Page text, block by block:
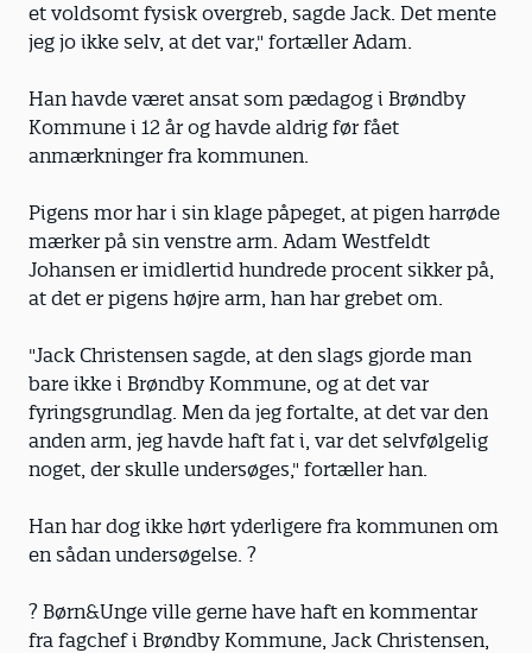
et voldsomt fysisk overgreb, sagde Jack. Det mente
jeg jo ikke selv, at det var," fortæller Adam.
Han havde været ansat som pædagog i Brøndby
Kommune i 12 år og havde aldrig før fået
anmærkninger fra kommunen.
Pigens mor har i sin klage påpeget, at pigen harrøde
mærker på sin venstre arm. Adam Westfeldt
Johansen er imidlertid hundrede procent sikker på,
at det er pigens højre arm, han har grebet om.
"Jack Christensen sagde, at den slags gjorde man
bare ikke i Brøndby Kommune, og at det var
fyringsgrundlag. Men da jeg fortalte, at det var den
anden arm, jeg havde haft fat i, var det selvfølgelig
noget, der skulle undersøges," fortæller han.
Han har dog ikke hørt yderligere fra kommunen om
en sådan undersøgelse. ?
? Børn&Unge ville gerne have haft en kommentar
fra fagchef i Brøndby Kommune, Jack Christensen,